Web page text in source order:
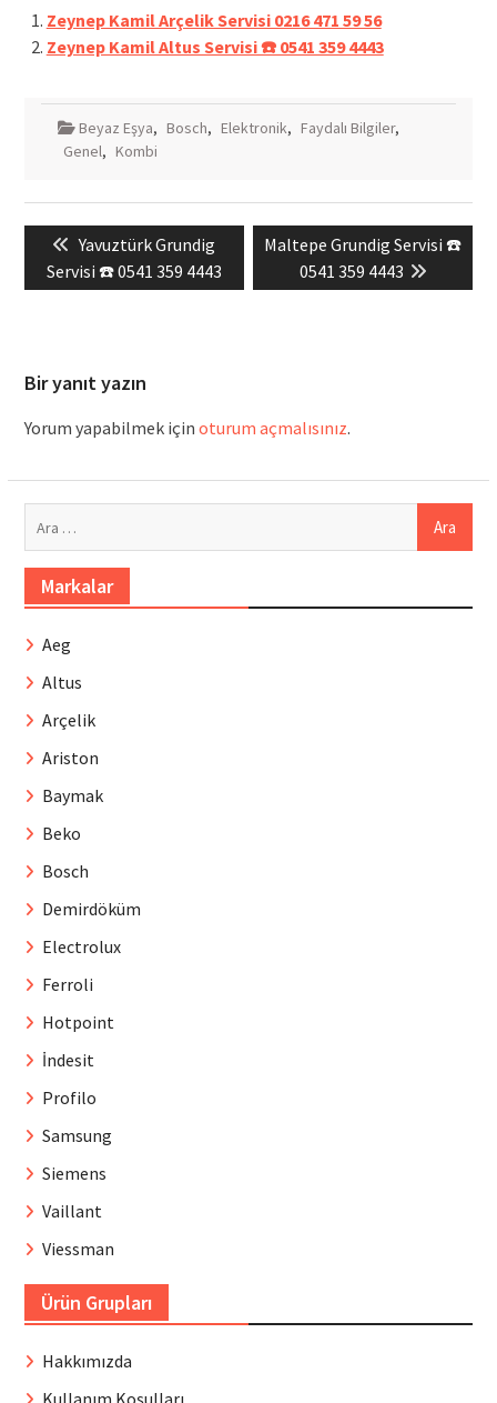
Zeynep Kamil Arçelik Servisi 0216 471 59 56
Zeynep Kamil Altus Servisi ☎️ 0541 359 4443
Beyaz Eşya, Bosch, Elektronik, Faydalı Bilgiler,
Genel, Kombi
Yazı
gezinmesi
Previous
post:
Yavuztürk Grundig
Servisi ☎️ 0541 359 4443
Next
post:
Maltepe Grundig Servisi ☎️
0541 359 4443
Bir yanıt yazın
Yorum yapabilmek için oturum açmalısınız.
Markalar
Aeg
Altus
Arçelik
Ariston
Baymak
Beko
Bosch
Demirdöküm
Electrolux
Ferroli
Hotpoint
İndesit
Profilo
Samsung
Siemens
Vaillant
Viessman
Ürün Grupları
Hakkımızda